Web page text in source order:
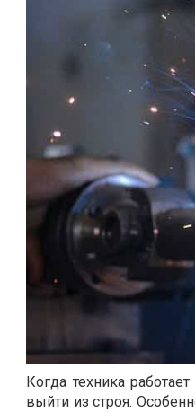
Когда техника
выйти из строя.